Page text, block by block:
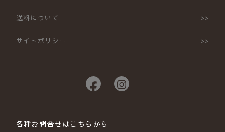
送料について
サイトポリシー
各種お問合せはこちらから